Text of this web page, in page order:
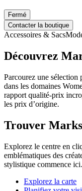
Fermé
Contacter la boutique
Accessoires & Sacs
Découvrez
Parcourez une sélection
dans les domaines
rapport qualité-prix
les prix d’origine.
Trouver
Explorez le centre en
emblématiques des
stylistique commence ici.
Explorez la carte